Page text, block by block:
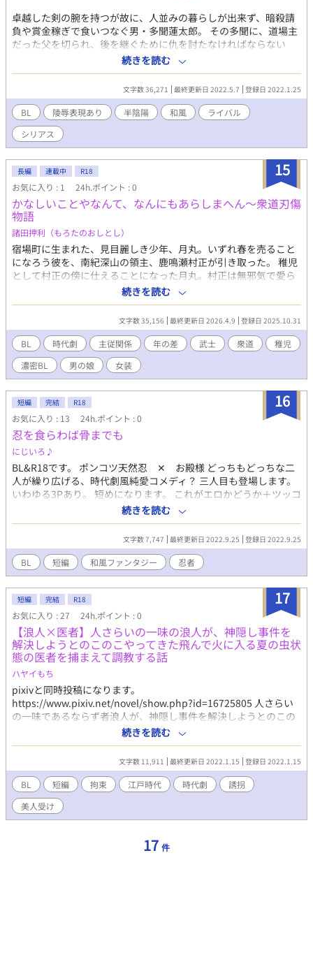
卓越した剣の腕を持つが故に、人並みの暮らしが出来ず、暗殺請
負や賞金稼ぎで食いつなぐ男・多聞蓮太郎。 その多聞に、道場主
だった父を切られ、後を継ぐために仇を討たなければならない
男・東雲柊一。 柊一に挑まれた多聞は、勝つ度に代償を要求して
くるのだった。 時代劇物っぽいけど、あくまで「ぽい」だけで、
時代考証とかは全然考えない、むしろ時代劇風ファンタジーです
らある、エセエセ時代劇モノ。 きゅんきゅんは全くナイ、殺伐し
た感じで、愛とゆーよりは執着な感じ。 作者的にはこれで完結し
てるけど、読み手からしたらエタってるみたいにみえるかも…？
※注１ こちらの作品は'04〜'12まで運営していた、個人サイト
「Teddy Boy」にて公開していたものです。 ※注２ 当方の作品は
（登場人物の姓名を考えるのが面倒という雑な理由により）スタ
ーシステムを採用しています。 同姓同名の人物が他作品
（MAESTRO-K！が顕著）にも登場しますが、シリーズや特別な説
明が無い限り全くの別人として扱っています。 上記、あしからず
ご了承の上で本文をお楽しみください。
続きを読む
文字数 36,271 最終更新日 2022.5.7 登録日 2022.1.25
BL 陵辱表現あり 半陰陽 和風
ライバル
シリアス
15
長編 連載中 R18
お気に入り : 1 24h.ポイント : 0
かなしいことやなんて、なんにもあらしまへん〜衆道刃傷
物語
諸田押利（もろたのおしとし）
宿場町に生まれた、見目麗しき少年、月丸。いずれ春を売ること
になろう彼を、南紀深山の領主、鹿鳴瀬村正が引き取った。 稚児
として村正の傍に仕えることになった月丸。村正は無邪気で愛ら
しい月丸を、実の子のように扱おうとするが、艶やかな顔、躰、
仕草、そのすべてに惹かれ、やがて二人の関係は家族よりも深く
なっていく……。 砂上に誓った愛を、時代という名の波が包む。
続きを読む
文字数 35,156 最終更新日 2026.4.9 登録日 2025.10.31
BL 時代劇 主従関係 年の差 武士 衆道
稚児
濃密BL
男の娘 女装
16
短編 完結 R18
お気に入り : 13 24h.ポイント : 0
忍を食らわば骨までも
にじいろ♪
BL&R18です。 ポンコツ天然忍 ✕ お殿様 どっちもどっちな二
人が繰り広げる、時代劇風純愛コメディ？ 三人目も登場します。
いわゆる3Pあり。 短めになります。 これがエロかどうか＋ツッコ
ミ役は、もはや読者様に委ねたいと思います。 小説家になろう様
でも同設定で投稿しておりますが、設定以外は大幅に変更してお
りますので、ほぼ別物です。 寝る直前の寝ぼけた半目でご覧下さ
い。 にじいろ♪
続きを読む
文字数 7,747 最終更新日 2022.9.25 登録日 2022.9.25
BL 短編 和風ファンタジー 忍者
17
短編 完結 R18
お気に入り : 27 24h.ポイント : 0
【浪人×医者】人さらいの一味の浪人が、神隠し事件を
解決しようとのこのこやってきた飛んで火に入る夏の虫状
態の医者を捕まえて調教する話
ハヤイもち
pixivと同時投稿になります。
https://www.pixiv.net/novel/show.php?id=16725805 人さらい
の一味であるならず者浪人が、神隠し事件を解決しようとのこの
こやってきた飛んで火に入る夏の虫状態の医者を捕まえて、調教
する話 浪人×医者（美人） 江戸時代イメージ。 有名時代劇ドラ
マをイメージしました。 相変わらず、導入が長いです。 エロは次
から入ります。
続きを読む
文字数 11,911 最終更新日 2022.1.15 登録日 2022.1.15
BL 短編 拘束 江戸時代 時代劇
誘拐
美人受け
17 件